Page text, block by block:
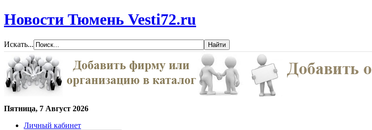
Новости Тюмень Vesti72.ru
Искать...
Пятница, 7 Август 2026
Личный кабинет